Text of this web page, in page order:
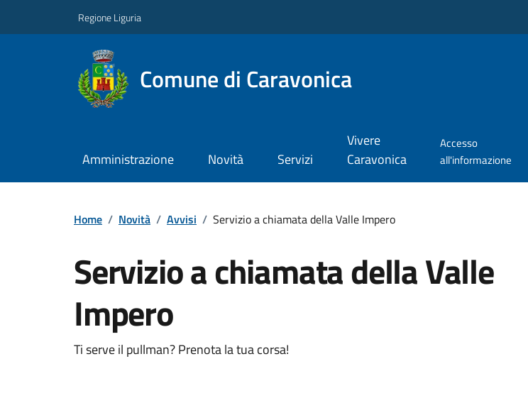
Regione Liguria
Comune di Caravonica
Amministrazione Novità Servizi
Vivere
Caravonica
Accesso
all'informazione
Home / Novità / Avvisi / Servizio a chiamata della Valle Impero
Servizio a chiamata della Valle
Impero
Ti serve il pullman? Prenota la tua corsa!